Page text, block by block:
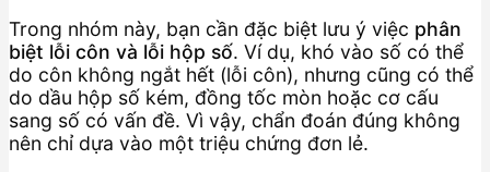
Trong nhóm này, bạn cần đặc biệt lưu ý việc phân
biệt lỗi côn và lỗi hộp số. Ví dụ, khó vào số có thể
do côn không ngắt hết (lỗi côn), nhưng cũng có thể
do dầu hộp số kém, đồng tốc mòn hoặc cơ cấu
sang số có vấn đề. Vì vậy, chẩn đoán đúng không
nên chỉ dựa vào một triệu chứng đơn lẻ.